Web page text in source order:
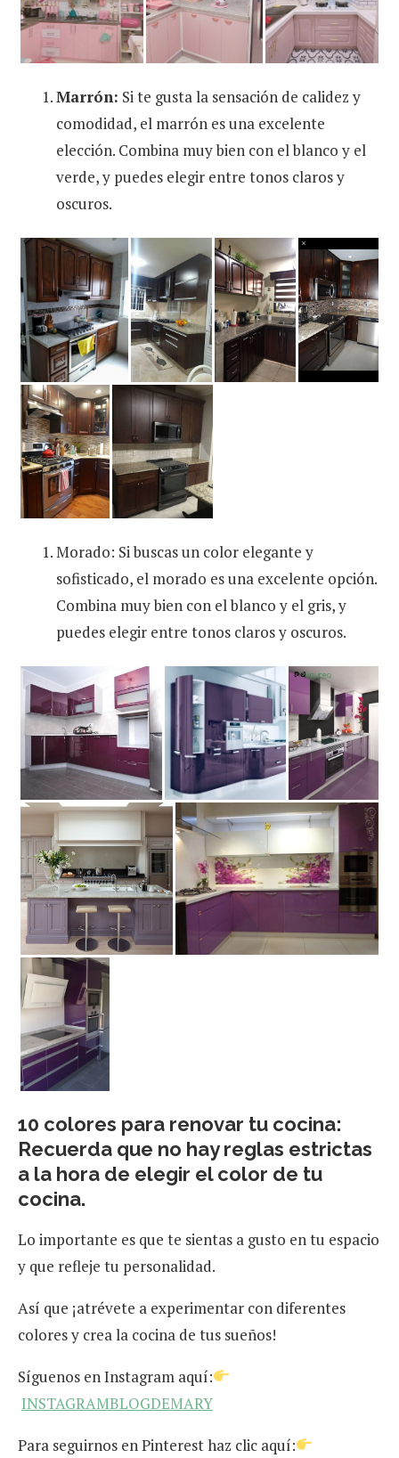
Marrón: Si te gusta la sensación de calidez y
comodidad, el marrón es una excelente
elección. Combina muy bien con el blanco y el
verde, y puedes elegir entre tonos claros y
oscuros.
Morado: Si buscas un color elegante y
sofisticado, el morado es una excelente opción.
Combina muy bien con el blanco y el gris, y
puedes elegir entre tonos claros y oscuros.
10 colores para renovar tu cocina:
Recuerda que no hay reglas estrictas
a la hora de elegir el color de tu
cocina.
Lo importante es que te sientas a gusto en tu espacio
y que refleje tu personalidad.
Así que ¡atrévete a experimentar con diferentes
colores y crea la cocina de tus sueños!
Síguenos en Instagram aquí:
INSTAGRAMBLOGDEMARY
Para seguirnos en Pinterest haz clic aquí: